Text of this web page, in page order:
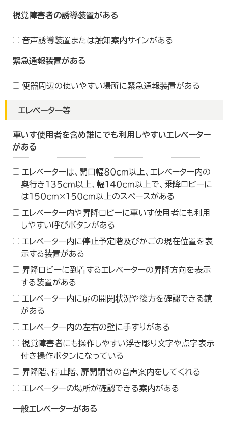
視覚障害者の誘導装置がある
音声誘導装置または触知案内サインがある
緊急通報装置がある
便器周辺の使いやすい場所に緊急通報装置がある
エレベーター等
車いす使用者を含め誰にでも利用しやすいエレベーター
がある
エレベーターは、開口幅８０ｃｍ以上、エレベーター内の
奥行き１３５ｃｍ以上、幅１４０ｃｍ以上で、乗降ロビーに
は１５０ｃｍ×１５０ｃｍ以上のスペースがある
エレベーター内や昇降ロビーに車いす使用者にも利用
しやすい呼びボタンがある
エレベーター内に停止予定階及びかごの現在位置を表
示する装置がある
昇降ロビーに到着するエレベーターの昇降方向を表示
する装置がある
エレベーター内に扉の開閉状況や後方を確認できる鏡
がある
エレベーター内の左右の壁に手すりがある
視覚障害者にも操作しやすい浮き彫り文字や点字表示
付き操作ボタンになっている
昇降階、停止階、扉開閉等の音声案内をしてくれる
エレベーターの場所が確認できる案内がある
一般エレベーターがある